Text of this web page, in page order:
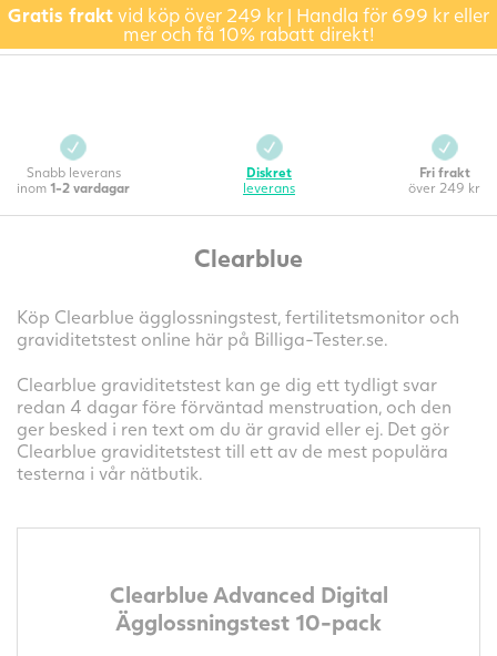
Gratis fraktvid köp över 249 kr | Handla för 699 kr eller
mer och få 10% rabatt direkt!
Snabb leverans
inom 1-2 vardagar
Diskret
leverans
Fri frakt
över 249 kr
Clearblue
Köp Clearblue ägglossningstest, fertilitetsmonitor och
graviditetstest online här på Billiga-Tester.se.
Clearblue graviditetstest kan ge dig ett tydligt svar
redan 4 dagar före förväntad menstruation, och den
ger besked i ren text om du är gravid eller ej. Det gör
Clearblue graviditetstest till ett av de mest populära
testerna i vår nätbutik.
Clearblue Advanced Digital
Ägglossningstest 10-pack